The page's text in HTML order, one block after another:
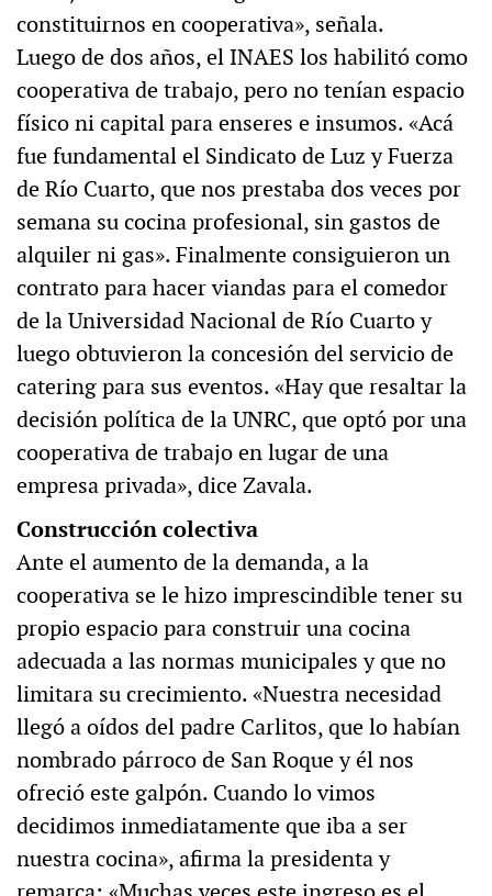
constituirnos en cooperativa», señala.
Luego de dos años, el INAES los habilitó como
cooperativa de trabajo, pero no tenían espacio
físico ni capital para enseres e insumos. «Acá
fue fundamental el Sindicato de Luz y Fuerza
de Río Cuarto, que nos prestaba dos veces por
semana su cocina profesional, sin gastos de
alquiler ni gas». Finalmente consiguieron un
contrato para hacer viandas para el comedor
de la Universidad Nacional de Río Cuarto y
luego obtuvieron la concesión del servicio de
catering para sus eventos. «Hay que resaltar la
decisión política de la UNRC, que optó por una
cooperativa de trabajo en lugar de una
empresa privada», dice Zavala.
Construcción colectiva
Ante el aumento de la demanda, a la
cooperativa se le hizo imprescindible tener su
propio espacio para construir una cocina
adecuada a las normas municipales y que no
limitara su crecimiento. «Nuestra necesidad
llegó a oídos del padre Carlitos, que lo habían
nombrado párroco de San Roque y él nos
ofreció este galpón. Cuando lo vimos
decidimos inmediatamente que iba a ser
nuestra cocina», afirma la presidenta y